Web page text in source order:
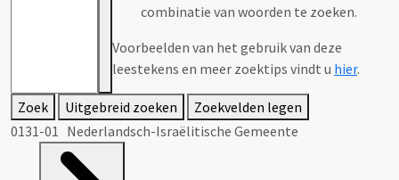
combinatie van woorden te zoeken.
Voorbeelden van het gebruik van deze
leestekens en meer zoektips vindt u hier.
Zoek Uitgebreid zoeken
Zoekvelden legen
0131-01 Nederlandsch-Israëlitische Gemeente